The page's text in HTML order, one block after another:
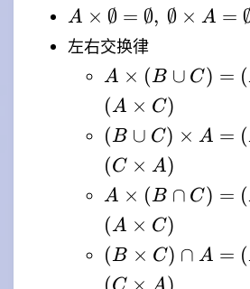
A \times
\emptyset
=
\emptyset,
\emptyset
\times A
\emptyset
A × ∅ = ∅, ∅ × A =
左右交换律
A
\times
(B
\cup
C) =
(A
\times
B)
\cup
A × (B ∪ C) = (
(A × C)
(B
\cup
C)
\times
A =
(B
\times
(B ∪ C) × A = (
(C × A)
A
\times
(B
\cap
A × (B ∩ C) = (
(A × C)
(B
\times
(B × C) ∩ A = (